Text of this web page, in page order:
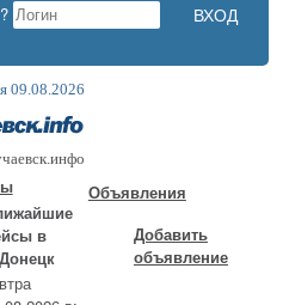
09.08.2026
в
Объявления
Добавить
объявление